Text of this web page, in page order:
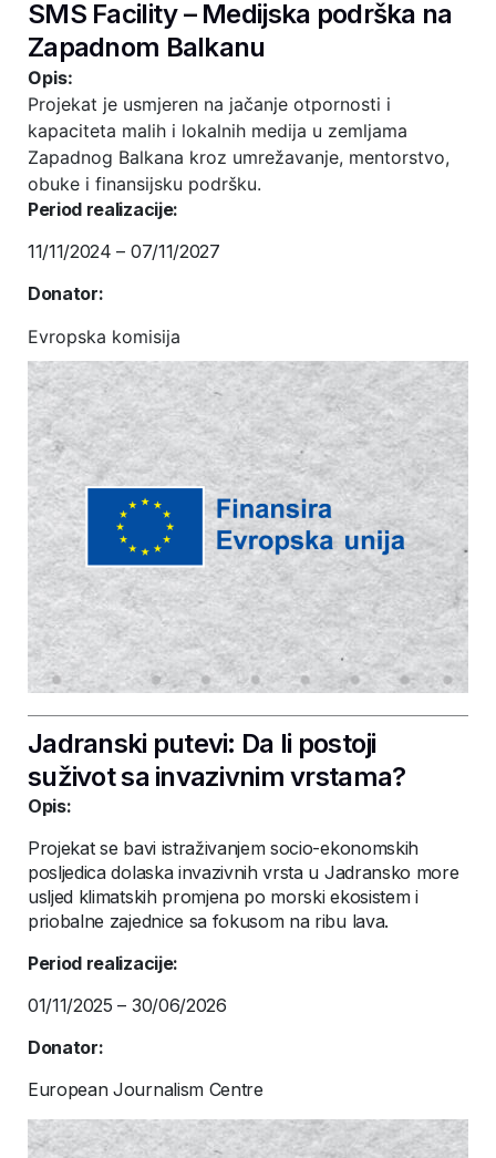
SMS Facility – Medijska podrška na
Zapadnom Balkanu
Opis:
Projekat je usmjeren na jačanje otpornosti i
kapaciteta malih i lokalnih medija u zemljama
Zapadnog Balkana kroz umrežavanje, mentorstvo,
obuke i finansijsku podršku.
Period realizacije:
11/11/2024 – 07/11/2027
Donator:
Evropska komisija
Jadranski putevi: Da li postoji
suživot sa invazivnim vrstama?
Opis:
Projekat se bavi istraživanjem socio-ekonomskih
posljedica dolaska invazivnih vrsta u Jadransko more
usljed klimatskih promjena po morski ekosistem i
priobalne zajednice sa fokusom na ribu lava.
Period realizacije:
01/11/2025 – 30/06/2026
Donator:
European Journalism Centre